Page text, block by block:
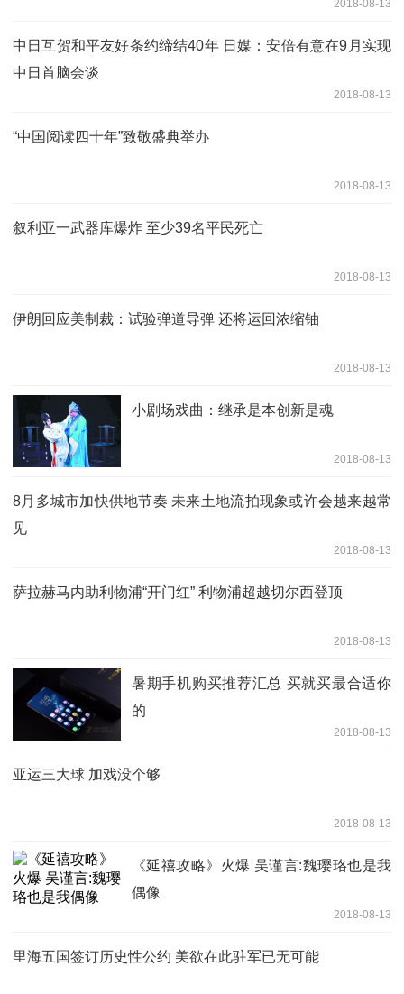
2018-08-13
中日互贺和平友好条约缔结40年 日媒：安倍有意在9月实现
中日首脑会谈
2018-08-13
“中国阅读四十年”致敬盛典举办
2018-08-13
叙利亚一武器库爆炸 至少39名平民死亡
2018-08-13
伊朗回应美制裁：试验弹道导弹 还将运回浓缩铀
2018-08-13
小剧场戏曲：继承是本创新是魂
2018-08-13
8月多城市加快供地节奏 未来土地流拍现象或许会越来越常
见
2018-08-13
萨拉赫马内助利物浦“开门红” 利物浦超越切尔西登顶
2018-08-13
暑期手机购买推荐汇总 买就买最合适你
的
2018-08-13
亚运三大球 加戏没个够
2018-08-13
《延禧攻略》火爆 吴谨言:魏璎珞也是我
偶像
2018-08-13
里海五国签订历史性公约 美欲在此驻军已无可能